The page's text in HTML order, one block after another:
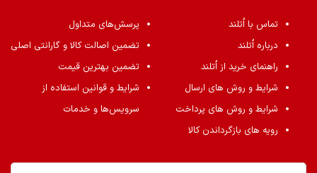
تماس با اُتلند
درباره اُتلند
راهنمای خرید از اُتلند
شرایط و روش های ارسال
شرایط و روش های پرداخت
رویه های بازگرداندن کالا
پرسش‌های متداول
تضمین اصالت کالا و گارانتی اصلی
تضمین بهترین قیمت
شرایط و قوانین استفاده از
سرویس‌ها و خدمات